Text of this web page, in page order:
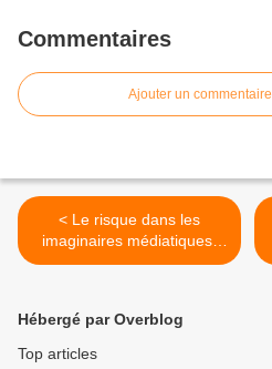
Commentaires
Ajouter un commentaire
< Le risque dans les
imaginaires médiatiques,
par Isabelle Garcin-Marrou
Hébergé par Overblog
Top articles